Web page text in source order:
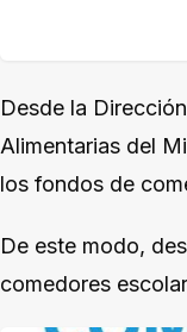
Desde la
Alimentarias del
los fondos de
De este modo,
comedores